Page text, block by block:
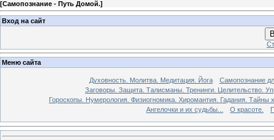
[Самопознание - Путь Домой.]
Вход на сайт
Меню сайта
Духовность. Молитва. Медитация. Йога
Самопознание
Заговоры. Защита. Талисманы. Тренинги. Целительство.
Гороскопы. Нумерология. Физиогномика. Хиромантия. Гадания. Тайны
Ангелочки и их судьбы...
О красоте.